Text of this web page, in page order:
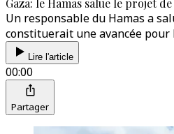
Gaza: le Hamas salue le projet
Un responsable du Hamas a
constituerait une avancée
Lire l'article
00:00
Partager